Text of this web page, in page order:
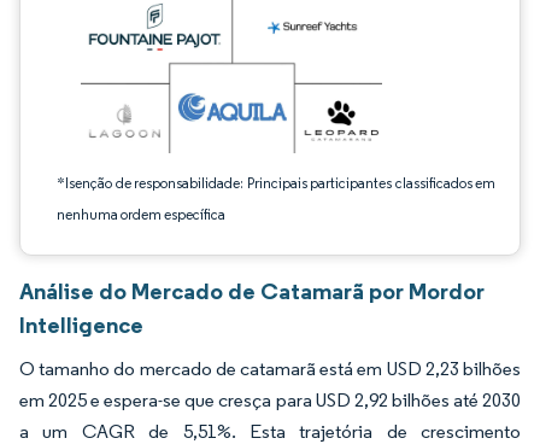
*Isenção de responsabilidade: Principais participantes classificados em
nenhuma ordem específica
Análise do Mercado de Catamarã por Mordor
Intelligence
O tamanho do mercado de catamarã está em USD 2,23 bilhões
em 2025 e espera-se que cresça para USD 2,92 bilhões até 2030
a um CAGR de 5,51%. Esta trajetória de crescimento